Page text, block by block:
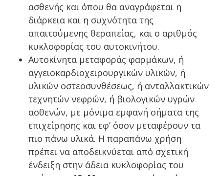
ασθενής και όπου θα αναγράφεται η
διάρκεια και η συχνότητα της
απαιτούμενης θεραπείας, και ο αριθμός
κυκλοφορίας του αυτοκινήτου.
Αυτοκίνητα μεταφοράς φαρμάκων, ή
αγγειοκαρδιοχειρουργικών υλικών, ή
υλικών οστεοσυνθέσεως, ή ανταλλακτικών
τεχνητών νεφρών, ή βιολογικών υγρών
ασθενών, με μόνιμα εμφανή σήματα της
επιχείρησης και εφ’ όσον μεταφέρουν τα
πιο πάνω υλικά. Η παραπάνω χρήση
πρέπει να αποδεικνύεται από σχετική
ένδειξη στην άδεια κυκλοφορίας του